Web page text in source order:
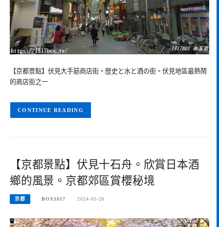
【京都景點】伏見大手筋商店街。歴史と水と酒の街。伏見地區最熱鬧
的商店街之一
CONTINUE READING
【京都景點】伏見十石舟。欣賞日本酒
鄉的風景。京都郊區賞櫻秘境
京都 BOX1817 2024-05-26